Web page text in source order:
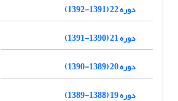
دوره 22 (1391-1392)
دوره 21 (1390-1391)
دوره 20 (1389-1390)
دوره 19 (1388-1389)